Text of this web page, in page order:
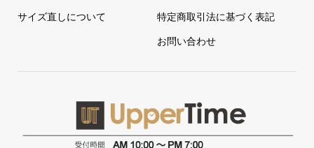
サイズ直しについて 特定商取引法に基づく表記
お問い合わせ